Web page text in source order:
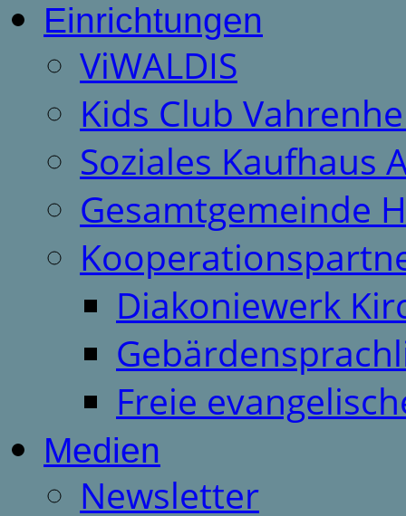
Einrichtungen
ViWALDIS
Kids Club
Soziales Kaufhaus
Gesamtgemeinde
Diakoniewerk
Freie
Medien
Newsletter